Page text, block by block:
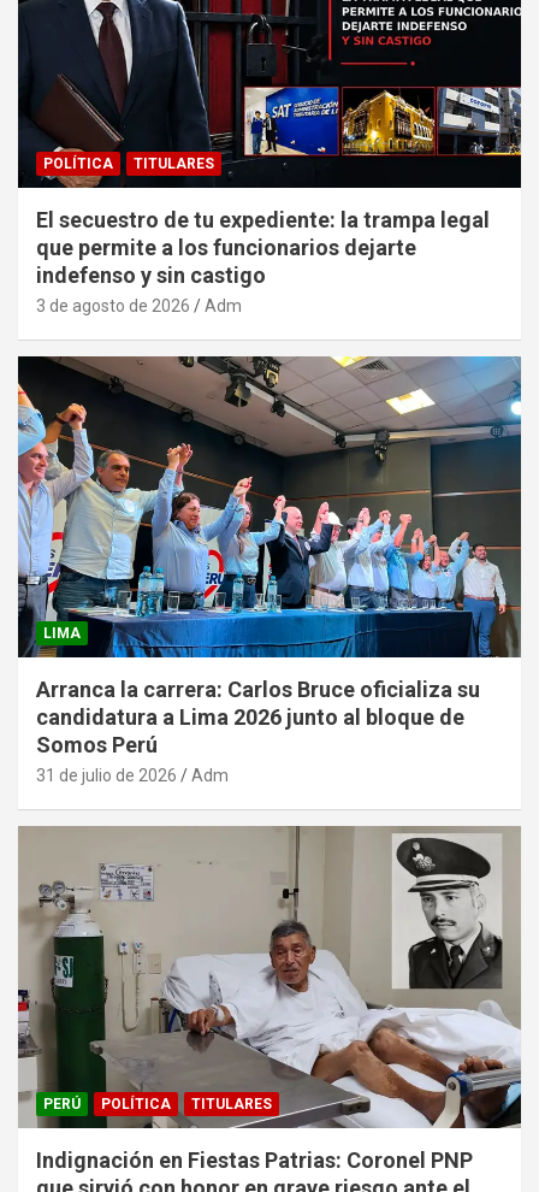
POLÍTICA TITULARES
El secuestro de tu expediente: la trampa legal
que permite a los funcionarios dejarte
indefenso y sin castigo
3 de agosto de 2026 Adm
LIMA
Arranca la carrera: Carlos Bruce oficializa su
candidatura a Lima 2026 junto al bloque de
Somos Perú
31 de julio de 2026 Adm
PERÚ POLÍTICA TITULARES
Indignación en Fiestas Patrias: Coronel PNP